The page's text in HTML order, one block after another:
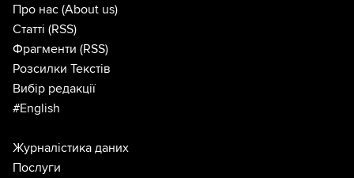
Про нас (About us)
Статті (RSS)
Фрагменти (RSS)
Розсилки Текстів
Вибір редакції
#English
Журналістика даних
Послуги